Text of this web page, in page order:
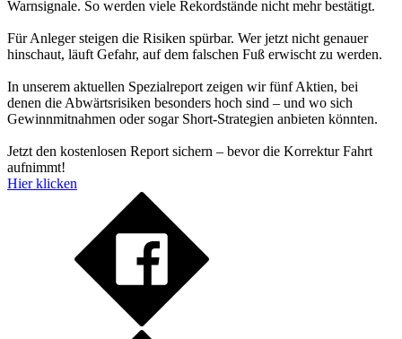
Warnsignale. So werden viele Rekordstände nicht mehr bestätigt.
Für Anleger steigen die Risiken spürbar. Wer jetzt nicht genauer
hinschaut, läuft Gefahr, auf dem falschen Fuß erwischt zu werden.
In unserem aktuellen Spezialreport zeigen wir fünf Aktien, bei
denen die Abwärtsrisiken besonders hoch sind – und wo sich
Gewinnmitnahmen oder sogar Short-Strategien anbieten könnten.
Jetzt den kostenlosen Report sichern – bevor die Korrektur Fahrt
aufnimmt!
Hier klicken